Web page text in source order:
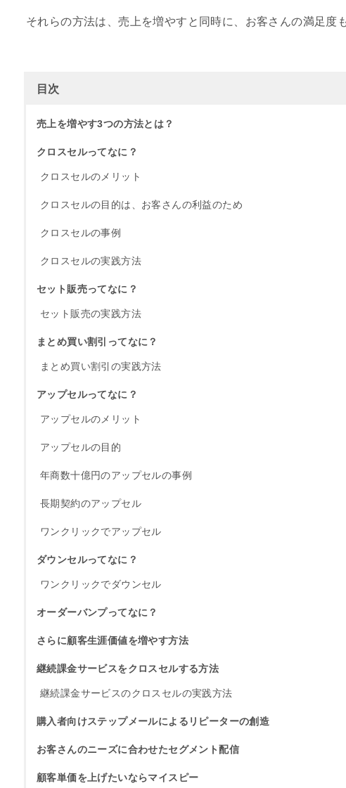
それらの方法は、売上を増やすと同時に、お客さんの満足度
目次
売上を増やす3つの方法とは？
クロスセルってなに？
クロスセルのメリット
クロスセルの目的は、お客さんの利益のため
クロスセルの事例
クロスセルの実践方法
セット販売ってなに？
セット販売の実践方法
まとめ買い割引ってなに？
まとめ買い割引の実践方法
アップセルってなに？
アップセルのメリット
アップセルの目的
年商数十億円のアップセルの事例
長期契約のアップセル
ワンクリックでアップセル
ダウンセルってなに？
ワンクリックでダウンセル
オーダーバンプってなに？
さらに顧客生涯価値を増やす方法
継続課金サービスをクロスセルする方法
継続課金サービスのクロスセルの実践方法
購入者向けステップメールによるリピーターの創造
お客さんのニーズに合わせたセグメント配信
顧客単価を上げたいならマイスピー